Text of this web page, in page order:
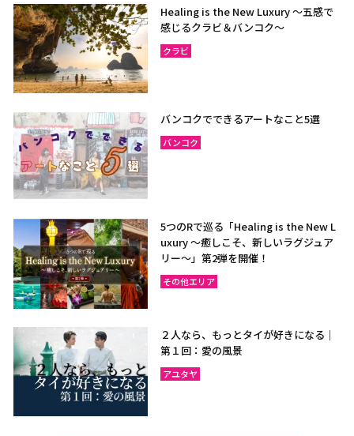
Healing is the New Luxury ～五感で
感じるクラビ＆バンコク～
クラビ
バンコクでできるアートなこと5選
バンコク
5つのRで巡る「Healing is the New L
uxury ～癒しこそ、新しいラグジュア
リー〜」第2弾を開催！
その他エリア
２人なら、もっとタイが好きになる｜
第１回：愛の風景
アユタヤ